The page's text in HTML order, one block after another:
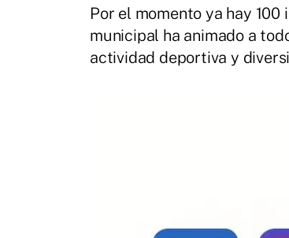
Por el momento ya hay
municipal ha animado a
actividad deportiva y